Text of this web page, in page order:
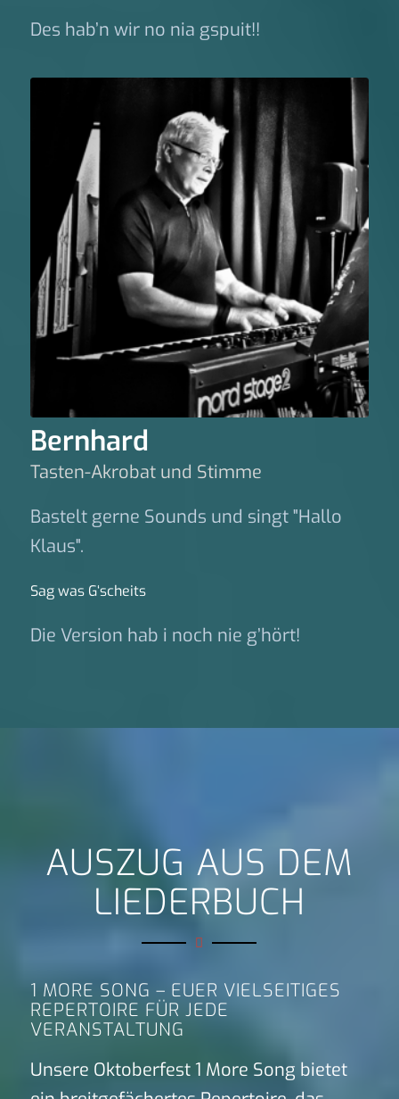
Des hab’n wir no nia gspuit!!
Bernhard
Tasten-Akrobat und Stimme
Bastelt gerne Sounds und singt "Hallo
Klaus".
Sag was G‘scheits
Die Version hab i noch nie g’hört!
AUSZUG AUS DEM
LIEDERBUCH
1 MORE SONG – EUER VIELSEITIGES
REPERTOIRE FÜR JEDE
VERANSTALTUNG
Unsere Oktoberfest 1 More Song bietet